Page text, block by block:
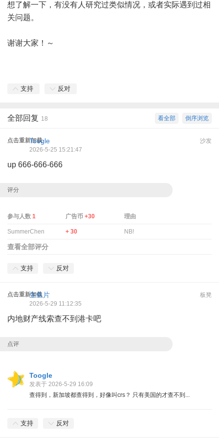
想了解一下，有没有人研究过类似情况，或者实际遇到过相
关问题。
谢谢大家！～
支持 反对
倒序浏览
看全部
全部回复 18
点击重新加载 沙发
Toogle
2026-5-25 15:21:47
up 666-666-666
评分
参与人数 1 广告币+30 理由
SummerChen + 30 NB!
查看全部评分
支持 反对
点击重新加载 板凳
生鱼片
2026-5-29 11:12:35
内地财产线索查不到港卡吧
点评
Toogle
发表于 2026-5-29 16:09
查得到，新加坡都查得到，好像叫crs？ 只有美国的才查不到...
支持 反对